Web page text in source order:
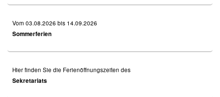
Vom 03.08.2026 bis 14.09.2026
Sommerferien
Hier finden Sie die Ferienöffnungszeiten des
Sekretariats